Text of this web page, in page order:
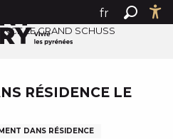
HIVER : PASSER EN MODE
ACTUELLE HIVER :
fr
LE GRAND SCHUSS
RÉSIDENCE LE
DANS RÉSIDENCE